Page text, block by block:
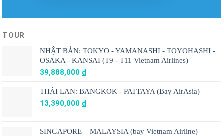
TOUR
NHẬT BẢN: TOKYO - YAMANASHI - TOYOHASHI -
OSAKA - KANSAI (T9 - T11 Vietnam Airlines)
39,888,000 ₫
THÁI LAN: BANGKOK - PATTAYA (Bay AirAsia)
13,390,000 ₫
SINGAPORE – MALAYSIA (bay Vietnam Airline)